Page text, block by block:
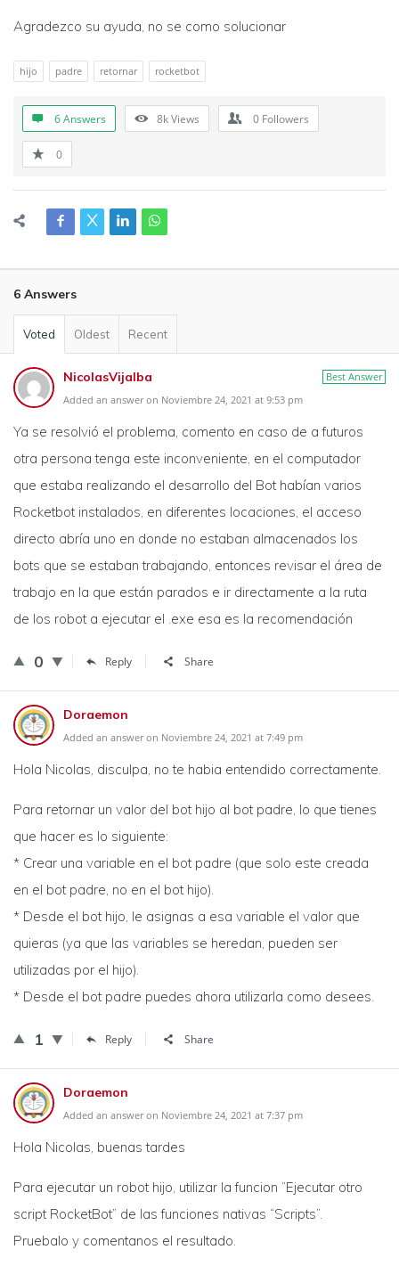
Agradezco su ayuda, no se como solucionar
hijo padre retornar rocketbot
6 Answers 8kViews 0 Followers
0
6 Answers
Voted Oldest Recent
Best Answer
NicolasVijalba
Added an answer on Noviembre 24, 2021 at 9:53 pm
Ya se resolvió el problema, comento en caso de a futuros
otra persona tenga este inconveniente, en el computador
que estaba realizando el desarrollo del Bot habían varios
Rocketbot instalados, en diferentes locaciones, el acceso
directo abría uno en donde no estaban almacenados los
bots que se estaban trabajando, entonces revisar el área de
trabajo en la que están parados e ir directamente a la ruta
de los robot a ejecutar el .exe esa es la recomendación
0 Reply Share
Doraemon
Added an answer on Noviembre 24, 2021 at 7:49 pm
Hola Nicolas, disculpa, no te habia entendido correctamente.
Para retornar un valor del bot hijo al bot padre, lo que tienes
que hacer es lo siguiente:
* Crear una variable en el bot padre (que solo este creada
en el bot padre, no en el bot hijo).
* Desde el bot hijo, le asignas a esa variable el valor que
quieras (ya que las variables se heredan, pueden ser
utilizadas por el hijo).
* Desde el bot padre puedes ahora utilizarla como desees.
1 Reply Share
Doraemon
Added an answer on Noviembre 24, 2021 at 7:37 pm
Hola Nicolas, buenas tardes
Para ejecutar un robot hijo, utilizar la funcion “Ejecutar otro
script RocketBot” de las funciones nativas “Scripts”.
Pruebalo y comentanos el resultado.